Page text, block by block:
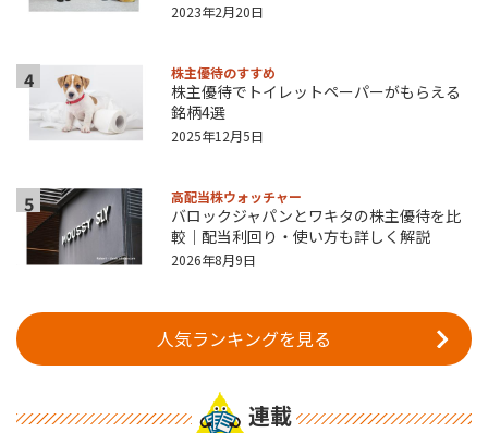
2023年2月20日
4 株主優待のすすめ
株主優待でトイレットペーパーがもらえる
銘柄4選
2025年12月5日
5 高配当株ウォッチャー
バロックジャパンとワキタの株主優待を比
較｜配当利回り・使い方も詳しく解説
2026年8月9日
人気ランキングを見る
連載